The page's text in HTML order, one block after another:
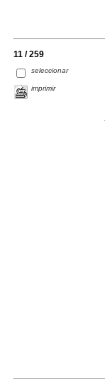
11 / 259
seleccionar
imprimir